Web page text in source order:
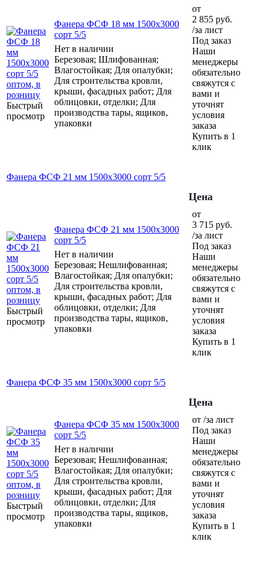
Быстрый
просмотр
Фанера ФСФ 18 мм 1500х3000
сорт 5/5
Нет в наличии
Березовая; Шлифованная;
Влагостойкая; Для опалубки;
Для строительства кровли,
крыши, фасадных работ; Для
облицовки, отделки; Для
производства тары, ящиков,
упаковки
от
2 855 руб.
/за лист
Под заказ
Наши
менеджеры
обязательно
свяжутся с
вами и
уточнят
условия
заказа
Купить в 1
клик
Фанера ФСФ 21 мм 1500х3000 сорт 5/5
Быстрый
просмотр
Фанера ФСФ 21 мм 1500х3000
сорт 5/5
Нет в наличии
Березовая; Нешлифованная;
Влагостойкая; Для опалубки;
Для строительства кровли,
крыши, фасадных работ; Для
облицовки, отделки; Для
производства тары, ящиков,
упаковки
Цена
от
3 715 руб.
/за лист
Под заказ
Наши
менеджеры
обязательно
свяжутся с
вами и
уточнят
условия
заказа
Купить в 1
клик
Фанера ФСФ 35 мм 1500х3000 сорт 5/5
Быстрый
просмотр
Фанера ФСФ 35 мм 1500х3000
сорт 5/5
Нет в наличии
Березовая; Нешлифованная;
Влагостойкая; Для опалубки;
Для строительства кровли,
крыши, фасадных работ; Для
облицовки, отделки; Для
производства тары, ящиков,
упаковки
Цена
от /за лист
Под заказ
Наши
менеджеры
обязательно
свяжутся с
вами и
уточнят
условия
заказа
Купить в 1
клик